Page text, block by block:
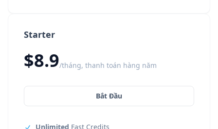
Starter
$8.9/tháng, thanh toán hàng năm
Bắt Đầu
Unlimited Fast Credits